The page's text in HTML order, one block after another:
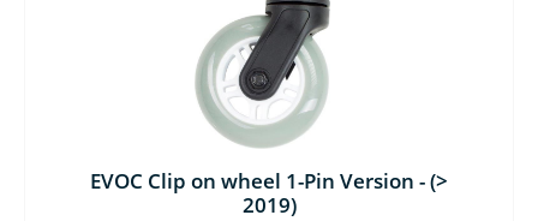
EVOC Clip on wheel 1-Pin Version - (>
2019)